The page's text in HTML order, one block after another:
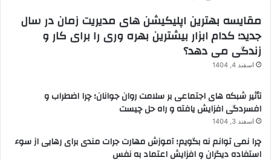
مقایسه بهترین اپلیکیشن های مدیریت زمان در سال
جدید؛ کدام ابزار بیشترین بهره وری را برای کار و
زندگی می دهد؟
اسفند 4, 1404
تأثیر شبکه های اجتماعی بر سلامت روان جوانان؛ چرا اضطراب و
افسردگی افزایش یافته و راه حل چیست
اسفند 3, 1404
چرا نمی توانم نه بگویم؛ آموزش مهارت جرات مندی برای رهایی از سوء
استفاده دیگران و افزایش اعتماد به نفس